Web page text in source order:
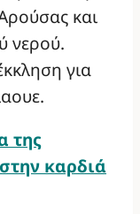
και
νερού.
για
της
καρδιά